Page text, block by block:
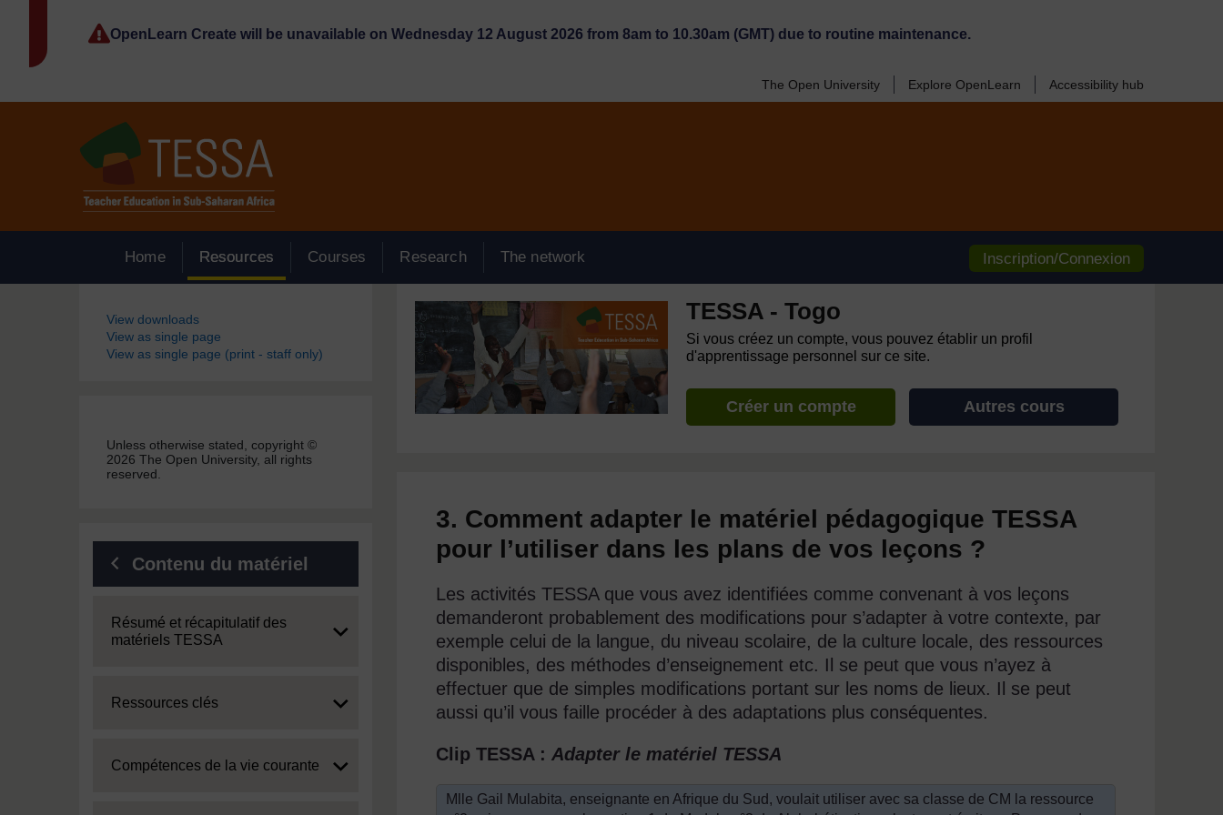
OpenLearn Create will be unavailable on Wednesday 12 August 2026 from 8am to 10.30am (GMT) due to routine maintenance.
The Open University Explore OpenLearn Accessibility hub
Home Resources Courses Research The network Inscription/Connexion
Blocs
View downloads
View as single page
View as single page (print - staff only)
Unless otherwise stated, copyright ©
2026 The Open University, all rights
reserved.
Contenu du matériel
Expand
Résumé et récapitulatif des
matériels TESSA
Expand
Ressources clés
Expand
Compétences de la vie courante
TESSA - Togo
Si vous créez un compte, vous pouvez établir un profil
d'apprentissage personnel sur ce site.
Créer un compte Autres cours
3. Comment adapter le matériel pédagogique TESSA
pour l’utiliser dans les plans de vos leçons ?
Les activités TESSA que vous avez identifiées comme convenant à vos leçons
demanderont probablement des modifications pour s’adapter à votre contexte, par
exemple celui de la langue, du niveau scolaire, de la culture locale, des ressources
disponibles, des méthodes d’enseignement etc. Il se peut que vous n’ayez à
effectuer que de simples modifications portant sur les noms de lieux. Il se peut
aussi qu’il vous faille procéder à des adaptations plus conséquentes.
Clip TESSA :Adapter le matériel TESSA
Mlle Gail Mulabita, enseignante en Afrique du Sud, voulait utiliser avec sa classe de CM la ressource